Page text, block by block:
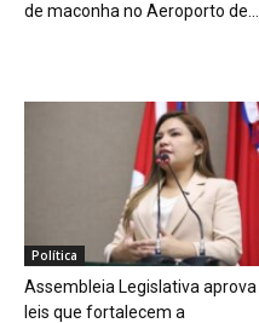
de maconha no Aeroporto de...
Política
Assembleia Legislativa aprova
leis que fortalecem a